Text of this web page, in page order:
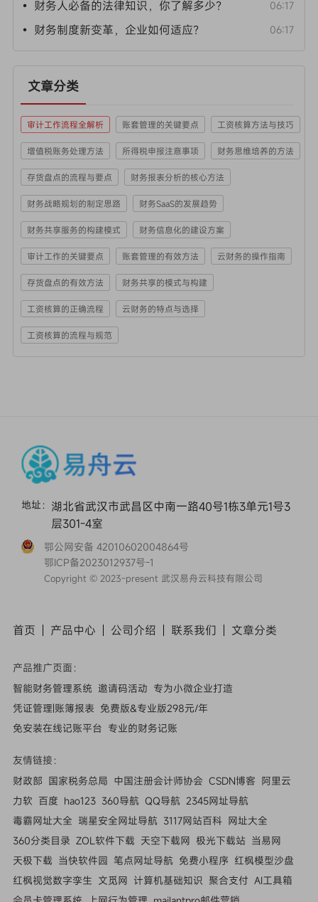
• 财务人必备的法律知识，你了解多少？ 06:17
• 财务制度新变革，企业如何适应？ 06:17
文章分类
审计工作流程全解析 账套管理的关键要点 工资核算方法与技巧
增值税账务处理方法 所得税申报注意事项 财务思维培养的方法
存货盘点的流程与要点 财务报表分析的核心方法
财务战略规划的制定思路 财务SaaS的发展趋势
财务共享服务的构建模式 财务信息化的建设方案
审计工作的关键要点 账套管理的有效方法 云财务的操作指南
存货盘点的有效方法 财务共享的模式与构建
工资核算的正确流程 云财务的特点与选择
工资核算的流程与规范
地址： 湖北省武汉市武昌区中南一路40号1栋3单元1号3
层301-4室
鄂公网安备 42010602004864号
鄂ICP备2023012937号-1
Copyright © 2023-present 武汉易舟云科技有限公司
首页 产品中心 公司介绍 联系我们 文章分类
产品推广页面：
智能财务管理系统 邀请码活动 专为小微企业打造
凭证管理|账簿报表 免费版&专业版298元/年
免安装在线记账平台 专业的财务记账
友情链接：
财政部 国家税务总局 中国注册会计师协会 CSDN博客 阿里云
力软 百度 hao123 360导航 QQ导航 2345网址导航
毒霸网址大全 瑞星安全网址导航 3117网站百科 网址大全
360分类目录 ZOL软件下载 天空下载网 极光下载站 当易网
天极下载 当快软件园 笔点网址导航 免费小程序 红枫模型沙盘
红枫视觉数字孪生 文觅网 计算机基础知识 聚合支付 AI工具箱